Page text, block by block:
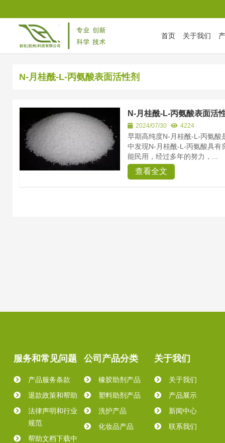
首页 关于我们
首页/Tag Archives: N-月桂酰-L-丙氨酸表面活性剂
N-月桂酰-L-丙氨酸表面活性剂
N-月桂酰-L-丙氨酸表面活
2024/07/30 4224
早期高纯度N-月桂酰-L-丙氨酸
中发现N-月桂酰-L-丙氨酸具有
能民用，经过多年的努力，...
查看全文
服务和常见问题
产品服务条款
退款政策和帮助
法律声明和行业
规范
帮助文档下载中
公司产品分类
橡胶助剂产品
塑料助剂产品
洗护产品
化妆品产品
关于我们
关于我们
产品展示
新闻中心
联系我们